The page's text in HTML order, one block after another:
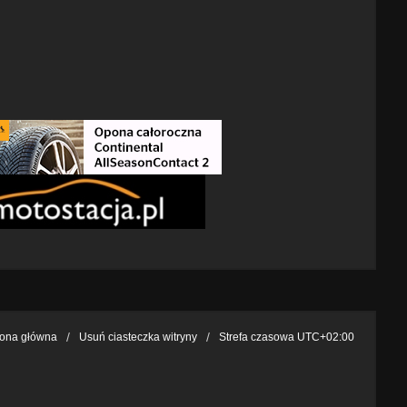
główna Usuń ciasteczka witryny Strefa czasowa UTC+02:00